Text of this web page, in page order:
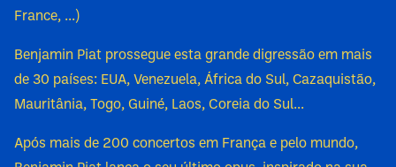
France, ...)
Benjamin Piat prossegue esta grande digressão em mais
de 30 países: EUA, Venezuela, África do Sul, Cazaquistão,
Mauritânia, Togo, Guiné, Laos, Coreia do Sul...
Após mais de 200 concertos em França e pelo mundo,